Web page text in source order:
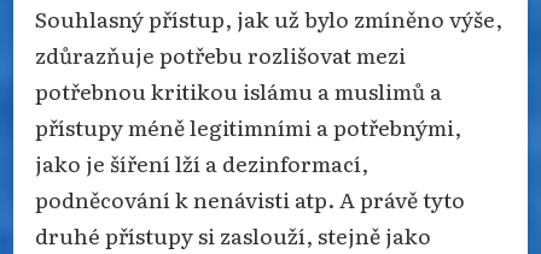
Souhlasný přístup, jak už bylo zmíněno výše,
zdůrazňuje potřebu rozlišovat mezi
potřebnou kritikou islámu a muslimů a
přístupy méně legitimními a potřebnými,
jako je šíření lží a dezinformací,
podněcování k nenávisti atp. A právě tyto
druhé přístupy si zaslouží, stejně jako